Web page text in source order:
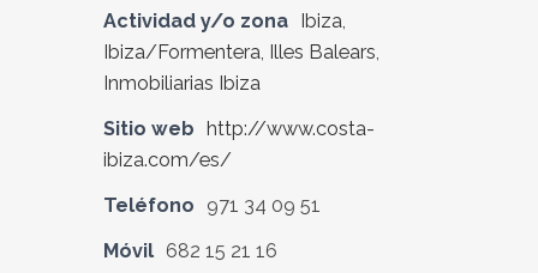
Actividad y/o zona Ibiza,
Ibiza/Formentera, Illes Balears,
Inmobiliarias Ibiza
Sitio web http://www.costa-
ibiza.com/es/
Teléfono
971 34 09 51
Móvil 682 15 21 16